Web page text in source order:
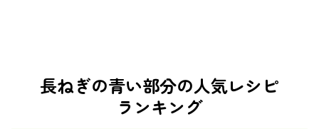
長ねぎの青い部分の人気レシピ
ランキング